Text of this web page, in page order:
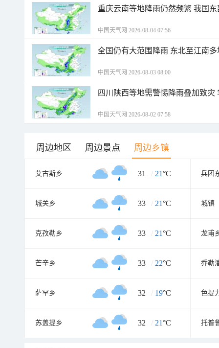
重庆云南等地降雨仍然频繁 我国
中国天气网 2026-08-04 07:56
全国仍有大范围降雨 东北至江南
中国天气网 2026-08-03 08:00
四川陕西等地需警惕降雨叠加致
中国天气网 2026-08-02 07:58
周边地区 周边景点 周边乡镇
艾古斯乡 31 / 21°C 兵团
城关乡 33 / 21°C 城镇
克孜勒乡 33 / 21°C 龙甫
芒辛乡 33 / 22°C 乔勒
萨罕乡 32 / 19°C 色提
苏盖提乡 32 / 21°C 托普